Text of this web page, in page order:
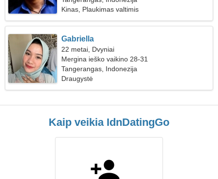
Kinas, Plaukimas valtimis
Gabriella
22 metai, Dvyniai
Mergina ieško vaikino 28-31
Tangerangas, Indonezija
Draugystė
Kaip veikia IdnDatingGo